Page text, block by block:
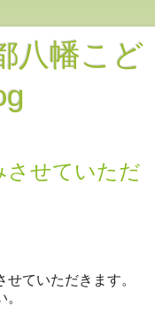
八幡こど
させていただ
ていただきます。